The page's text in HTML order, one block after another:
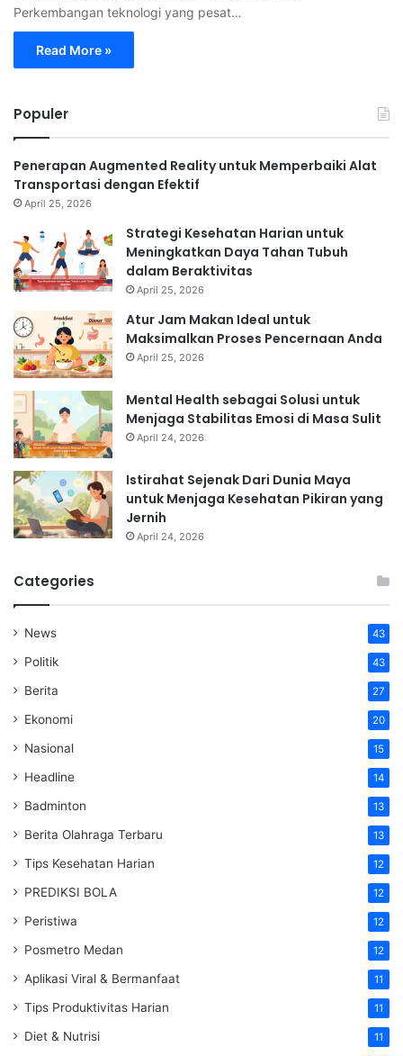
Perkembangan teknologi yang pesat…
Read More »
Populer
Penerapan Augmented Reality untuk Memperbaiki Alat
Transportasi dengan Efektif
April 25, 2026
Strategi Kesehatan Harian untuk
Meningkatkan Daya Tahan Tubuh
dalam Beraktivitas
April 25, 2026
Atur Jam Makan Ideal untuk
Maksimalkan Proses Pencernaan Anda
April 25, 2026
Mental Health sebagai Solusi untuk
Menjaga Stabilitas Emosi di Masa Sulit
April 24, 2026
Istirahat Sejenak Dari Dunia Maya
untuk Menjaga Kesehatan Pikiran yang
Jernih
April 24, 2026
Categories
News 43
Politik 43
Berita 27
Ekonomi 20
Nasional 15
Headline 14
Badminton 13
Berita Olahraga Terbaru 13
Tips Kesehatan Harian 12
PREDIKSI BOLA 12
Peristiwa 12
Posmetro Medan 12
Aplikasi Viral & Bermanfaat 11
Tips Produktivitas Harian 11
Diet & Nutrisi 11